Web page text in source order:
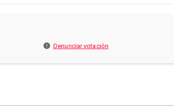
Denunciar votación